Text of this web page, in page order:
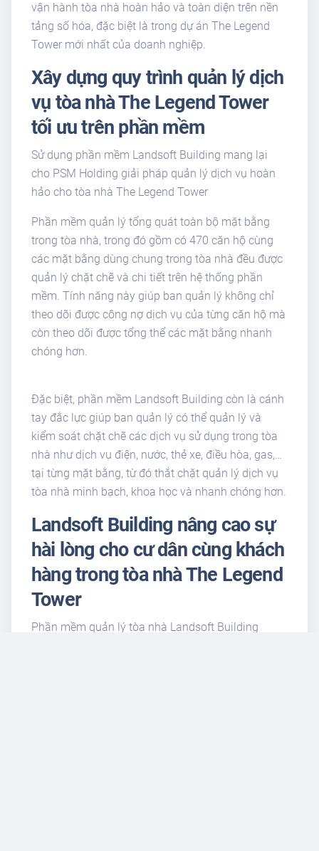
vận hành tòa nhà hoàn hảo và toàn diện trên nền
tảng số hóa, đặc biệt là trong dự án The Legend
Tower mới nhất của doanh nghiệp.
Xây dựng quy trình quản lý dịch
vụ tòa nhà The Legend Tower
tối ưu trên phần mềm
Sử dụng phần mềm Landsoft Building mang lại
cho PSM Holding giải pháp quản lý dịch vụ hoàn
hảo cho tòa nhà The Legend Tower
Phần mềm quản lý tổng quát toàn bộ mặt bằng
trong tòa nhà, trong đó gồm có 470 căn hộ cùng
các mặt bằng dùng chung trong tòa nhà đều được
quản lý chặt chẽ và chi tiết trên hệ thống phần
mềm. Tính năng này giúp ban quản lý không chỉ
theo dõi được công nợ dịch vụ của từng căn hộ mà
còn theo dõi được tổng thể các mặt bằng nhanh
chóng hơn.
Đặc biệt, phần mềm Landsoft Building còn là cánh
tay đắc lực giúp ban quản lý có thể quản lý và
kiểm soát chặt chẽ các dịch vụ sử dụng trong tòa
nhà như dịch vụ điện, nước, thẻ xe, điều hòa, gas,…
tại từng mặt bằng, từ đó thắt chặt quản lý dịch vụ
tòa nhà minh bạch, khoa học và nhanh chóng hơn.
Landsoft Building nâng cao sự
hài lòng cho cư dân cùng khách
hàng trong tòa nhà The Legend
Tower
Phần mềm quản lý tòa nhà Landsoft Building